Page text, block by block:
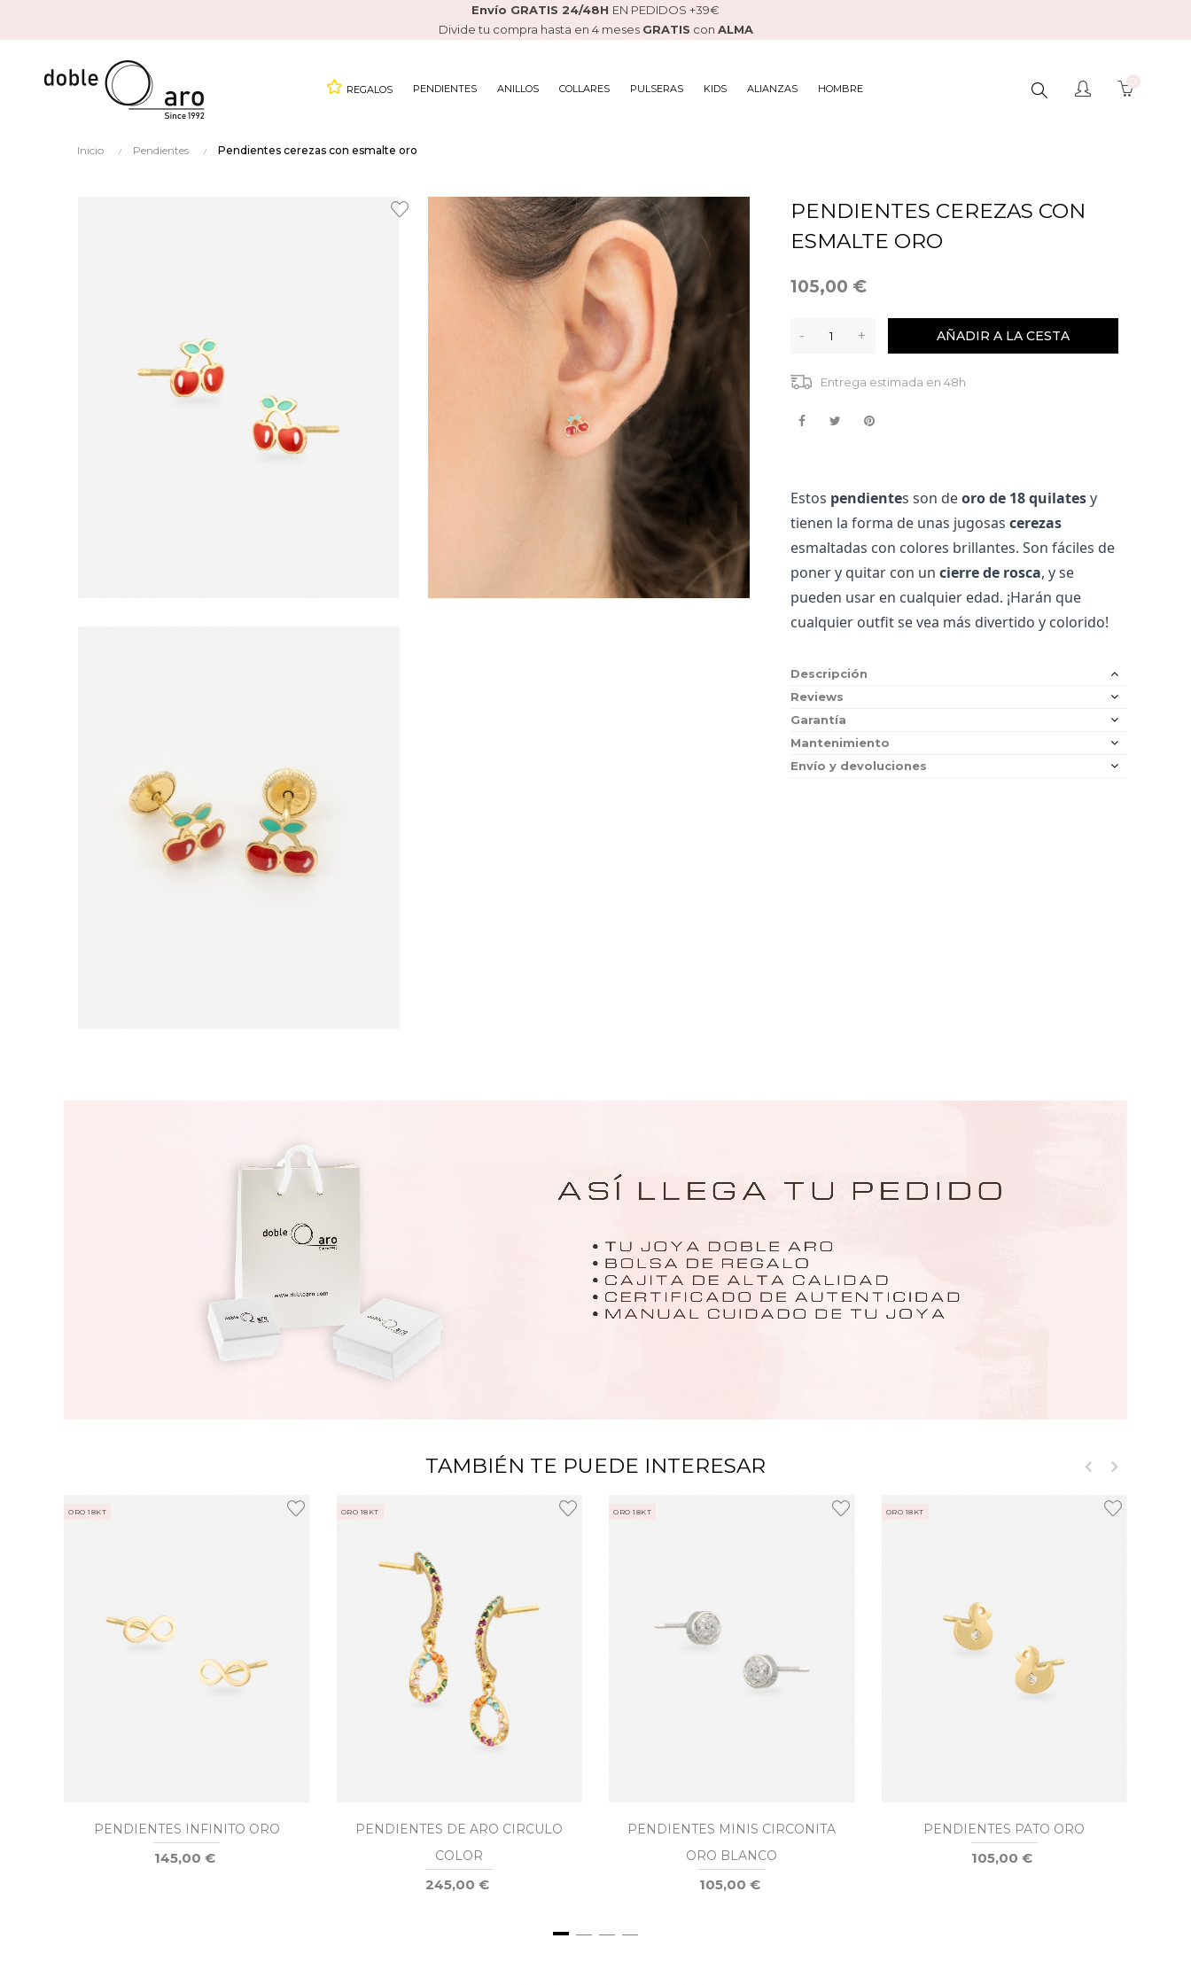
Envío GRATIS 24/48H EN PEDIDOS +39€
Divide tu compra hasta en 4 meses GRATIS con ALMA
REGALOS PENDIENTES ANILLOS COLLARES PULSERAS KIDS ALIANZAS HOMBRE BUSCAR
Inicio Pendientes Pendientes cerezas con esmalte oro
PENDIENTES CEREZAS CON
ESMALTE ORO
105,00 €
- + AÑADIR A LA CESTA
Entrega estimada en 48h
Estos pendientes son de oro de 18 quilates y
tienen la forma de unas jugosas cerezas
esmaltadas con colores brillantes. Son fáciles de
poner y quitar con un cierre de rosca, y se
pueden usar en cualquier edad. ¡Harán que
cualquier outfit se vea más divertido y colorido!
Descripción
Reviews
Garantía
Mantenimiento
Envío y devoluciones
TAMBIÉN TE PUEDE INTERESAR
ORO 18KT
PENDIENTES INFINITO ORO
145,00 €
ORO 18KT
PENDIENTES DE ARO CIRCULO
COLOR
245,00 €
ORO 18KT
PENDIENTES MINIS CIRCONITA
ORO BLANCO
105,00 €
ORO 18KT
PENDIENTES PATO ORO
105,00 €
›